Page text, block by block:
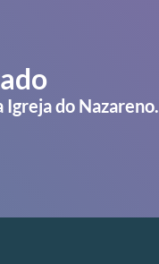
do Nazareno.